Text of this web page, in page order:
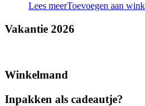
Lees meerToevoegen aan
Vakantie 2026
Winkelmand
Inpakken als cadeautje?